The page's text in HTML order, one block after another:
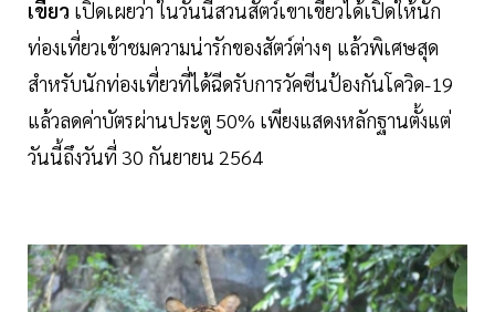
เขียว เปิดเผยว่า ในวันนี้สวนสัตว์เขาเขียวได้เปิดให้นัก
ท่องเที่ยวเข้าชมความน่ารักของสัตว์ต่างๆ แล้วพิเศษสุด
สำหรับนักท่องเที่ยวที่ได้ฉีดรับการวัคซีนป้องกันโควิด-19
แล้วลดค่าบัตรผ่านประตู 50% เพียงแสดงหลักฐานตั้งแต่
วันนี้ถึงวันที่ 30 กันยายน 2564